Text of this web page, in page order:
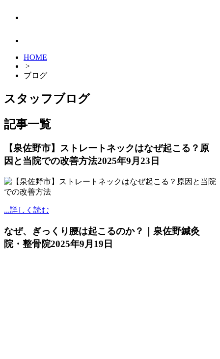
HOME
>
ブログ
スタッフブログ
記事一覧
【泉佐野市】ストレートネックはなぜ起こる？原
因と当院での改善方法2025年9月23日
...詳しく読む
なぜ、ぎっくり腰は起こるのか？｜泉佐野鍼灸
院・整骨院2025年9月19日